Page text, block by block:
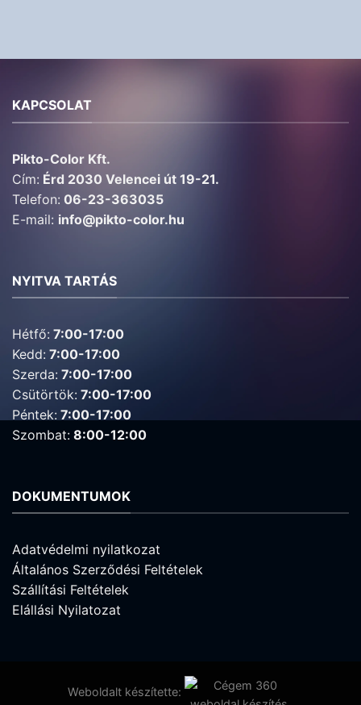
KAPCSOLAT
Pikto-Color Kft.
Cím: Érd 2030 Velencei út 19-21.
Telefon: 06-23-363035
E-mail: info@pikto-color.hu
NYITVA TARTÁS
Hétfő: 7:00-17:00
Kedd: 7:00-17:00
Szerda: 7:00-17:00
Csütörtök: 7:00-17:00
Péntek: 7:00-17:00
Szombat: 8:00-12:00
DOKUMENTUMOK
Adatvédelmi nyilatkozat
Általános Szerződési Feltételek
Szállítási Feltételek
Elállási Nyilatozat
Weboldalt készítette: